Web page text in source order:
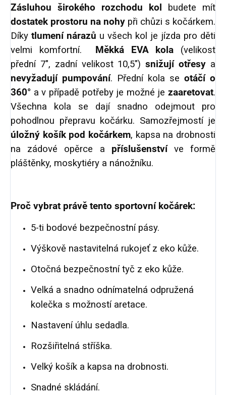
Zásluhou širokého rozchodu kol budete mít
dostatek prostoru na nohy při chůzi s kočárkem.
Díky tlumení nárazů u všech kol je jízda pro děti
velmi komfortní.
Měkká EVA kola (velikost
přední 7", zadní velikost 10,5")snižují otřesy a
nevyžadují pumpování. Přední kola se otáčí o
360° a v případě potřeby je možné je zaaretovat.
Všechna kola se dají snadno odejmout pro
pohodlnou přepravu kočárku. Samozřejmostí je
úložný košík pod kočárkem, kapsa na drobnosti
na zádové opěrce a příslušenstvíve formě
pláštěnky, moskytiéry a nánožníku.
Proč vybrat právě tento sportovní kočárek:
5-ti bodové bezpečnostní pásy.
Výškově nastavitelná rukojeť z eko kůže.
Otočná bezpečnostní tyč z eko kůže.
Velká a snadno odnímatelná odpružená
kolečka s možností aretace.
Nastavení úhlu sedadla.
Rozšiřitelná stříška.
Velký košík a kapsa na drobnosti.
Snadné skládání.